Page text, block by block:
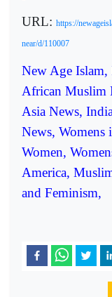
URL: https://
near/d/110007
New Age Islam,
African Muslim
Asia News,
News, Womens
Women,
America,
and Feminism,